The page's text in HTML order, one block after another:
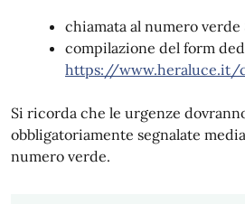
chiamata al numero verde
compilazione del form
https://www.heraluce.it/
Si ricorda che le urgenze
obbligatoriamente segnalate
numero verde.